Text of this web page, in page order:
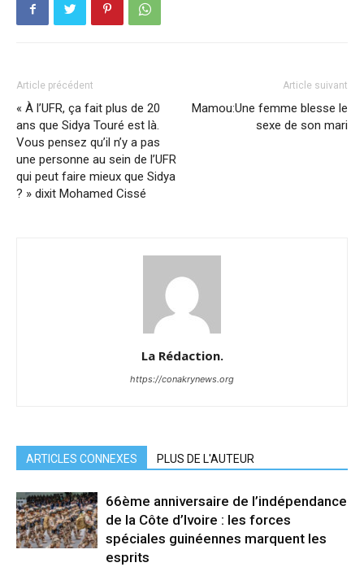
Article précédent
« À l’UFR, ça fait plus de 20
ans que Sidya Touré est là.
Vous pensez qu’il n’y a pas
une personne au sein de l’UFR
qui peut faire mieux que Sidya
? » dixit Mohamed Cissé
Article suivant
Mamou:Une femme blesse le
sexe de son mari
La Rédaction.
https://conakrynews.org
ARTICLES CONNEXES PLUS DE L'AUTEUR
66ème anniversaire de l’indépendance
de la Côte d’Ivoire : les forces
spéciales guinéennes marquent les
esprits